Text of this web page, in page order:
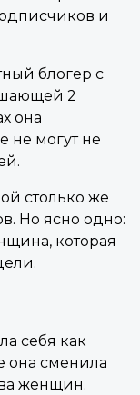
и
блогер с
2
она
не могут не
столько же
Но ясно одно:
которая
себя как
она сменила
женщин.